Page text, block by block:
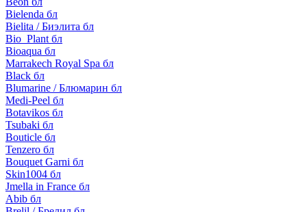
Bielenda бл
Bielita / Биэлита бл
Bio_Plant бл
Bioaqua бл
Marrakech Royal Spa бл
Black бл
Blumarine / Блюмарин бл
Medi-Peel бл
Botavikos бл
Tsubaki бл
Bouticle бл
Tenzero бл
Bouquet Garni бл
Skin1004 бл
Jmella in France бл
Abib бл